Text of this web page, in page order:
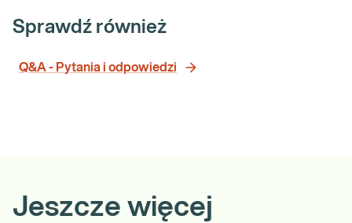
Sprawdź również
Q&A - Pytania i odpowiedzi
Jeszcze więcej